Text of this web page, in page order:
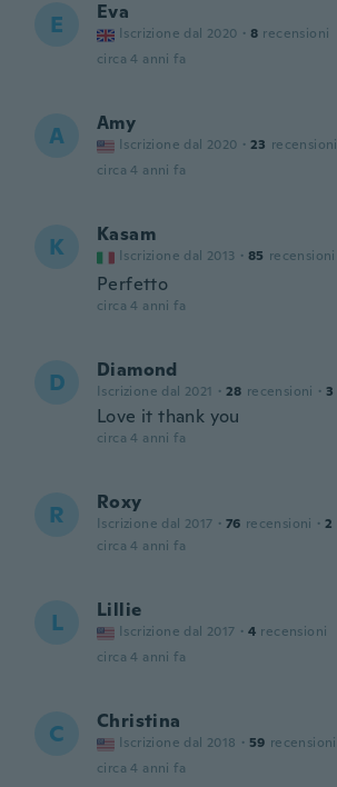
E Eva
Iscrizione dal 2020 · 8 recensioni
circa 4 anni fa
A Amy
Iscrizione dal 2020 · 23 recensioni
circa 4 anni fa
K Kasam
Iscrizione dal 2013 · 85 recensioni
Perfetto
circa 4 anni fa
D Diamond
Iscrizione dal 2021 · 28 recensioni · 3
Love it thank you
circa 4 anni fa
R Roxy
Iscrizione dal 2017 · 76 recensioni · 2
circa 4 anni fa
L Lillie
Iscrizione dal 2017 · 4 recensioni
circa 4 anni fa
C Christina
Iscrizione dal 2018 · 59 recensioni
circa 4 anni fa